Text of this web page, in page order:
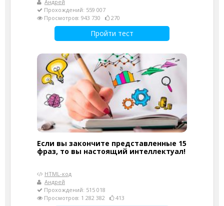
Андрей
Прохождений: 559 007
Просмотров: 943 730
270
Пройти тест
Если вы закончите представленные 15
фраз, то вы настоящий интеллектуал!
HTML-код
Андрей
Прохождений: 515 018
Просмотров: 1 282 382
413